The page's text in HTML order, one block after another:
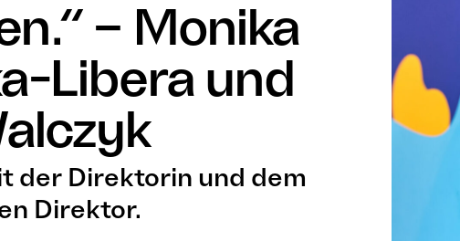
– Monika
Libera und
der Direktorin und dem
Direktor.